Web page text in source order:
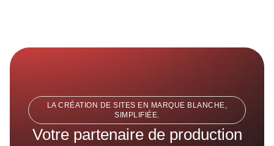
LA CRÉATION DE SITES EN MARQUE BLANCHE,
SIMPLIFIÉE.
Votre partenaire de production